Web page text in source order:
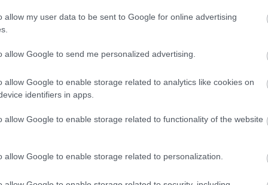
allow my user data to be sent to Google for online advertising
allow Google to send me personalized advertising.
allow Google to enable storage related to analytics like cookies on
identifiers in apps.
allow Google to enable storage related to functionality of the website
allow Google to enable storage related to personalization.
lecseréled a dohányzóasztalt, a kanapét vagy
valami belelóghat-e a képernyőbe, (ezt
a valószínűségét egy percig!